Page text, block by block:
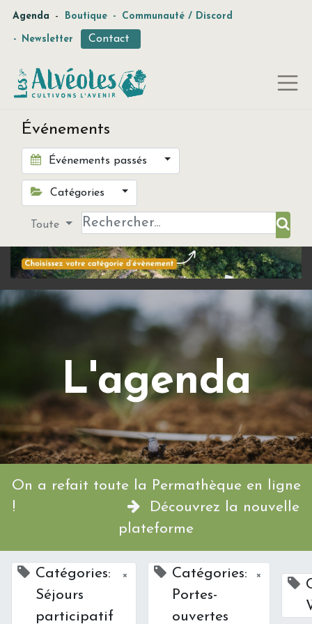
Agenda - Boutique - Communauté / Discord
- Newsletter Contact
Événements
Événements passés
Catégories
Toute
L'agenda
On a refait toute la Permathèque en ligne
!
Découvrez la nouvelle
plateforme
Catégories:
Séjours
participatif
×
Catégories:
Portes-
ouvertes
×